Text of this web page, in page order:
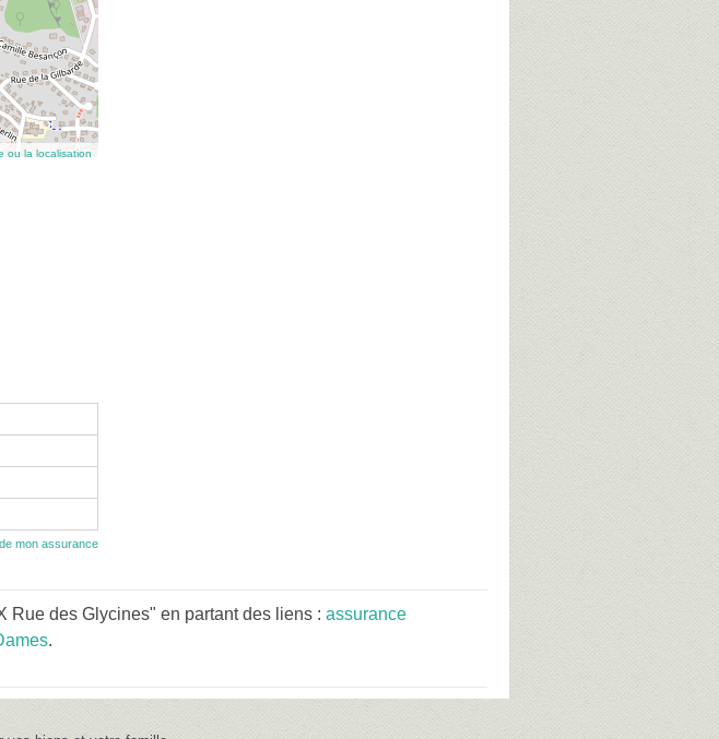
ou la localisation
mon assurance
Rue des Glycines" en partant des liens : assurance
.